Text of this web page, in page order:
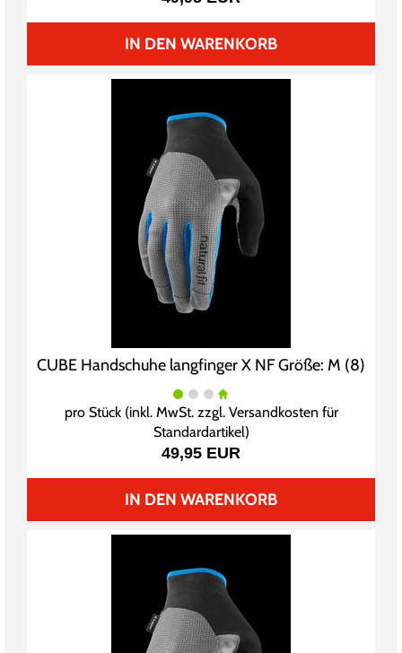
IN DEN WARENKORB
CUBE Handschuhe langfinger X NF Größe: M (8)
pro Stück (inkl. MwSt. zzgl. Versandkosten für
Standardartikel)
49,95 EUR
IN DEN WARENKORB